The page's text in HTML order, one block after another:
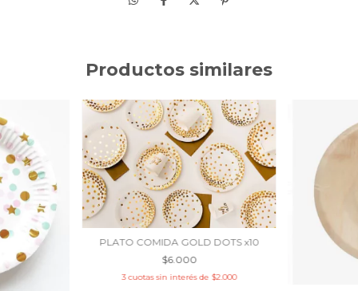
Productos similares
PLATO COMIDA GOLD DOTS x10
$6.000
3 cuotas sin interés de $2.000